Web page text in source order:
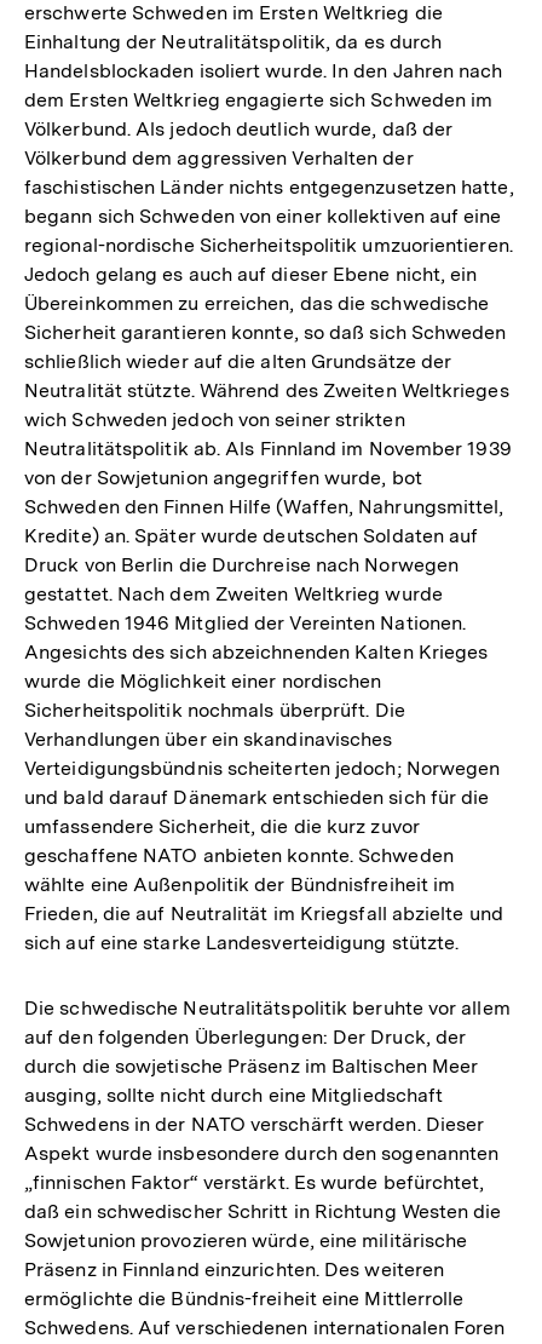
erschwerte Schweden im Ersten Weltkrieg die
Einhaltung der Neutralitätspolitik, da es durch
Handelsblockaden isoliert wurde. In den Jahren nach
dem Ersten Weltkrieg engagierte sich Schweden im
Völkerbund. Als jedoch deutlich wurde, daß der
Völkerbund dem aggressiven Verhalten der
faschistischen Länder nichts entgegenzusetzen hatte,
begann sich Schweden von einer kollektiven auf eine
regional-nordische Sicherheitspolitik umzuorientieren.
Jedoch gelang es auch auf dieser Ebene nicht, ein
Übereinkommen zu erreichen, das die schwedische
Sicherheit garantieren konnte, so daß sich Schweden
schließlich wieder auf die alten Grundsätze der
Neutralität stützte. Während des Zweiten Weltkrieges
wich Schweden jedoch von seiner strikten
Neutralitätspolitik ab. Als Finnland im November 1939
von der Sowjetunion angegriffen wurde, bot
Schweden den Finnen Hilfe (Waffen, Nahrungsmittel,
Kredite) an. Später wurde deutschen Soldaten auf
Druck von Berlin die Durchreise nach Norwegen
gestattet. Nach dem Zweiten Weltkrieg wurde
Schweden 1946 Mitglied der Vereinten Nationen.
Angesichts des sich abzeichnenden Kalten Krieges
wurde die Möglichkeit einer nordischen
Sicherheitspolitik nochmals überprüft. Die
Verhandlungen über ein skandinavisches
Verteidigungsbündnis scheiterten jedoch; Norwegen
und bald darauf Dänemark entschieden sich für die
umfassendere Sicherheit, die die kurz zuvor
geschaffene NATO anbieten konnte. Schweden
wählte eine Außenpolitik der Bündnisfreiheit im
Frieden, die auf Neutralität im Kriegsfall abzielte und
sich auf eine starke Landesverteidigung stützte.
Die schwedische Neutralitätspolitik beruhte vor allem
auf den folgenden Überlegungen: Der Druck, der
durch die sowjetische Präsenz im Baltischen Meer
ausging, sollte nicht durch eine Mitgliedschaft
Schwedens in der NATO verschärft werden. Dieser
Aspekt wurde insbesondere durch den sogenannten
„finnischen Faktor“ verstärkt. Es wurde befürchtet,
daß ein schwedischer Schritt in Richtung Westen die
Sowjetunion provozieren würde, eine militärische
Präsenz in Finnland einzurichten. Des weiteren
ermöglichte die Bündnis-freiheit eine Mittlerrolle
Schwedens. Auf verschiedenen internationalen Foren
Zum